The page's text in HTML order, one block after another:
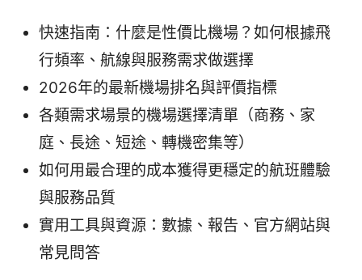
快速指南：什麼是性價比機場？如何根據飛
行頻率、航線與服務需求做選擇
2026年的最新機場排名與評價指標
各類需求場景的機場選擇清單（商務、家
庭、長途、短途、轉機密集等）
如何用最合理的成本獲得更穩定的航班體驗
與服務品質
實用工具與資源：數據、報告、官方網站與
常見問答